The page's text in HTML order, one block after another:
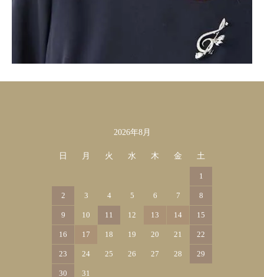
2026年8月
日 月 火 水 木 金 土
1
2 3 4 5 6 7 8
9 10 11 12 13 14 15
16 17 18 19 20 21 22
23 24 25 26 27 28 29
30 31